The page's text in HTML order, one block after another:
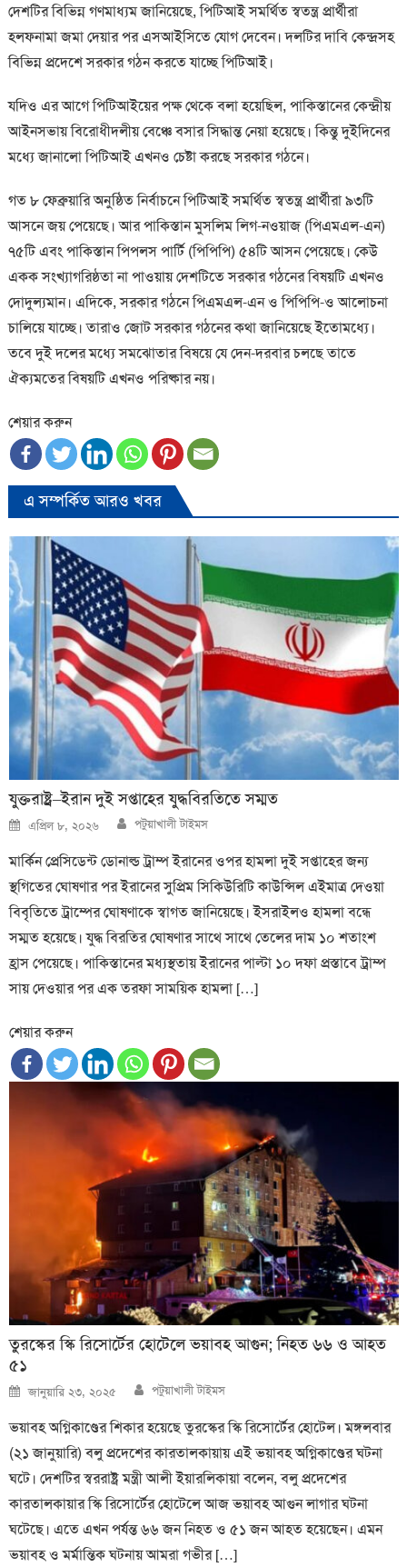
দেশটির বিভিন্ন গণমাধ্যম জানিয়েছে, পিটিআই সমর্থিত স্বতন্ত্র প্রার্থীরা
হলফনামা জমা দেয়ার পর এসআইসিতে যোগ দেবেন। দলটির দাবি কেন্দ্রসহ
বিভিন্ন প্রদেশে সরকার গঠন করতে যাচ্ছে পিটিআই।
যদিও এর আগে পিটিআইয়ের পক্ষ থেকে বলা হয়েছিল, পাকিস্তানের কেন্দ্রীয়
আইনসভায় বিরোধীদলীয় বেঞ্চে বসার সিদ্ধান্ত নেয়া হয়েছে। কিন্তু দুইদিনের
মধ্যে জানালো পিটিআই এখনও চেষ্টা করছে সরকার গঠনে।
গত ৮ ফেব্রুয়ারি অনুষ্ঠিত নির্বাচনে পিটিআই সমর্থিত স্বতন্ত্র প্রার্থীরা ৯৩টি
আসনে জয় পেয়েছে। আর পাকিস্তান মুসলিম লিগ-নওয়াজ (পিএমএল-এন)
৭৫টি এবং পাকিস্তান পিপলস পার্টি (পিপিপি) ৫৪টি আসন পেয়েছে। কেউ
একক সংখ্যাগরিষ্ঠতা না পাওয়ায় দেশটিতে সরকার গঠনের বিষয়টি এখনও
দোদুল্যমান। এদিকে, সরকার গঠনে পিএমএল-এন ও পিপিপি-ও আলোচনা
চালিয়ে যাচ্ছে। তারাও জোট সরকার গঠনের কথা জানিয়েছে ইতোমধ্যে।
তবে দুই দলের মধ্যে সমঝোতার বিষয়ে যে দেন-দরবার চলছে তাতে
ঐক্যমতের বিষয়টি এখনও পরিষ্কার নয়।
শেয়ার করুন
এ সম্পর্কিত আরও খবর
যুক্তরাষ্ট্র–ইরান দুই সপ্তাহের যুদ্ধবিরতিতে সম্মত
Posted
on
এপ্রিল ৮, ২০২৬ Author
পটুয়াখালী টাইমস
মার্কিন প্রেসিডেন্ট ডোনাল্ড ট্রাম্প ইরানের ওপর হামলা দুই সপ্তাহের জন্য
স্থগিতের ঘোষণার পর ইরানের সুপ্রিম সিকিউরিটি কাউন্সিল এইমাত্র দেওয়া
বিবৃতিতে ট্রাম্পের ঘোষণাকে স্বাগত জানিয়েছে। ইসরাইলও হামলা বন্ধে
সম্মত হয়েছে। যুদ্ধ বিরতির ঘোষণার সাথে সাথে তেলের দাম ১০ শতাংশ
হ্রাস পেয়েছে। পাকিস্তানের মধ্যস্থতায় ইরানের পাল্টা ১০ দফা প্রস্তাবে ট্রাম্প
সায় দেওয়ার পর এক তরফা সাময়িক হামলা […]
শেয়ার করুন
তুরস্কের স্কি রিসোর্টের হোটেলে ভয়াবহ আগুন; নিহত ৬৬ ও আহত
৫১
Posted
on
জানুয়ারি ২৩, ২০২৫ Author
পটুয়াখালী টাইমস
ভয়াবহ অগ্নিকাণ্ডের শিকার হয়েছে তুরস্কের স্কি রিসোর্টের হোটেল। মঙ্গলবার
(২১ জানুয়ারি) বলু প্রদেশের কারতালকায়ায় এই ভয়াবহ অগ্নিকাণ্ডের ঘটনা
ঘটে। দেশটির স্বররাষ্ট্র মন্ত্রী আলী ইয়ারলিকায়া বলেন, বলু প্রদেশের
কারতালকায়ার স্কি রিসোর্টের হোটেলে আজ ভয়াবহ আগুন লাগার ঘটনা
ঘটেছে। এতে এখন পর্যন্ত ৬৬ জন নিহত ও ৫১ জন আহত হয়েছেন। এমন
ভয়াবহ ও মর্মান্তিক ঘটনায় আমরা গভীর […]